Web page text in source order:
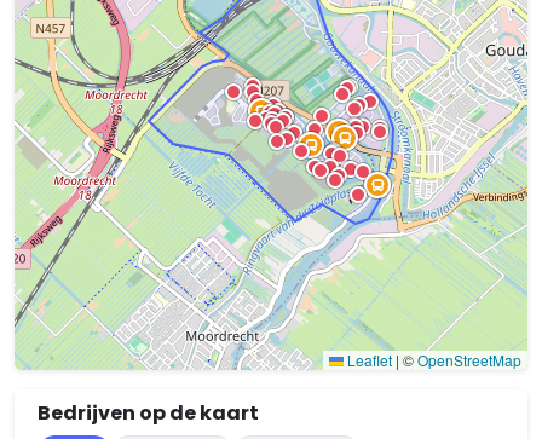
Leaflet | ©OpenStreetMap
Bedrijven op de kaart